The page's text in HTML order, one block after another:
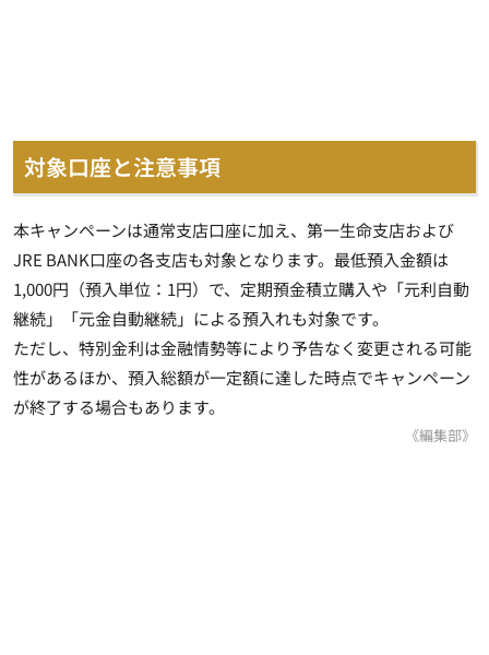
対象口座と注意事項
本キャンペーンは通常支店口座に加え、第一生命支店および
JRE BANK口座の各支店も対象となります。最低預入金額は
1,000円（預入単位：1円）で、定期預金積立購入や「元利自動
継続」「元金自動継続」による預入れも対象です。
ただし、特別金利は金融情勢等により予告なく変更される可能
性があるほか、預入総額が一定額に達した時点でキャンペーン
が終了する場合もあります。
《編集部》